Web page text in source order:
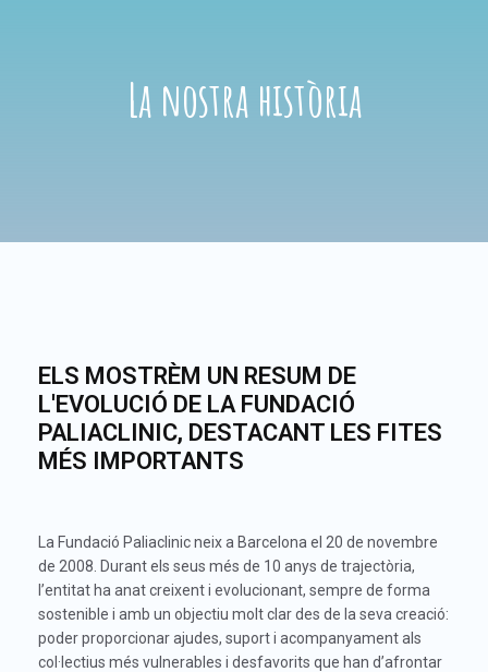
La nostra història
ELS MOSTRÈM UN RESUM DE
L'EVOLUCIÓ DE LA FUNDACIÓ
PALIACLINIC, DESTACANT LES FITES
MÉS IMPORTANTS
La Fundació Paliaclinic neix a Barcelona el 20 de novembre
de 2008. Durant els seus més de 10 anys de trajectòria,
l’entitat ha anat creixent i evolucionant, sempre de forma
sostenible i amb un objectiu molt clar des de la seva creació:
poder proporcionar ajudes, suport i acompanyament als
col·lectius més vulnerables i desfavorits que han d’afrontar